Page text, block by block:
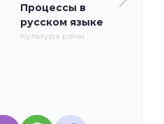
Процессы в
русском языке
Культура речи